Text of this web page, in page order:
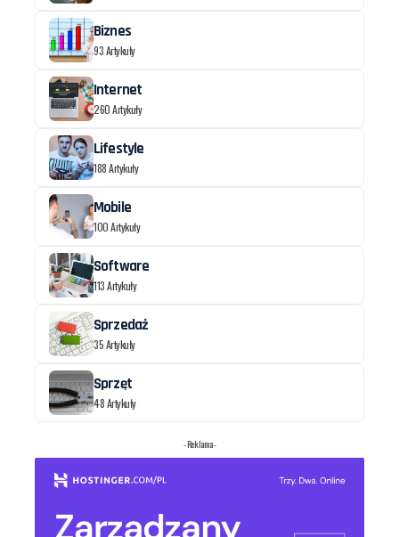
Biznes
93 Artykuły
Internet
260 Artykuły
Lifestyle
188 Artykuły
Mobile
100 Artykuły
Software
113 Artykuły
Sprzedaż
35 Artykuły
Sprzęt
48 Artykuły
- Reklama -